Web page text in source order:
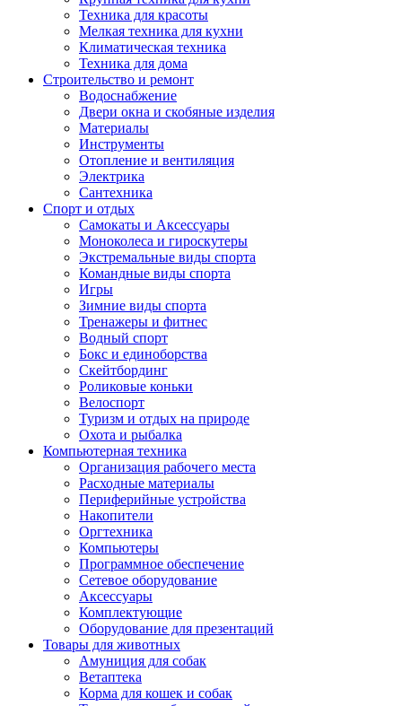
Техника для красоты
Мелкая техника для кухни
Климатическая техника
Техника для дома
Строительство и ремонт
Водоснабжение
Двери окна и скобяные изделия
Материалы
Инструменты
Отопление и вентиляция
Электрика
Сантехника
Спорт и отдых
Самокаты и Аксессуары
Моноколеса и гироскутеры
Экстремальные виды спорта
Командные виды спорта
Игры
Зимние виды спорта
Тренажеры и фитнес
Водный спорт
Бокс и единоборства
Скейтбординг
Роликовые коньки
Велоспорт
Туризм и отдых на природе
Охота и рыбалка
Компьютерная техника
Организация рабочего места
Расходные материалы
Периферийные устройства
Накопители
Оргтехника
Компьютеры
Программное обеспечение
Сетевое оборудование
Аксессуары
Комплектующие
Оборудование для презентаций
Товары для животных
Амуниция для собак
Ветаптека
Корма для кошек и собак